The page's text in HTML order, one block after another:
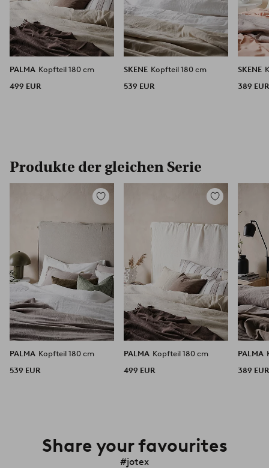
PALMA Kopfteil 180 cm
499 EUR
SKENE Kopfteil 180 cm
539 EUR
SKENE
389 EUR
Produkte der gleichen Serie
Zu
PALMA Kopfteil 180 cm
539 EUR
Zu
hinzufügen
PALMA Kopfteil 180 cm
499 EUR
PALMA
389 EUR
Share your favourites
#jotex